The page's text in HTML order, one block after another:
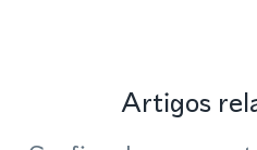
Artigos